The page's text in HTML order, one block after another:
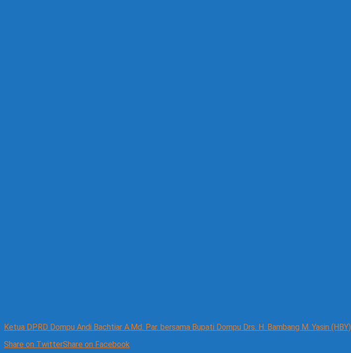
Ketua DPRD Dompu Andi Bachtiar A.Md. Par. bersama Bupati Dompu Drs. H. Bambang M. Yasin (HBY)
Share on TwitterShare on Facebook